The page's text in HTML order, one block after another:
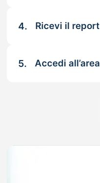
4. Ricevi il
5. Accedi